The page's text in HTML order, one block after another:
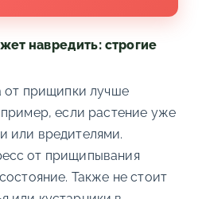
навредить: строгие
от прищипки лучше
если растение уже
или вредителями.
от прищипывания
Также не стоит